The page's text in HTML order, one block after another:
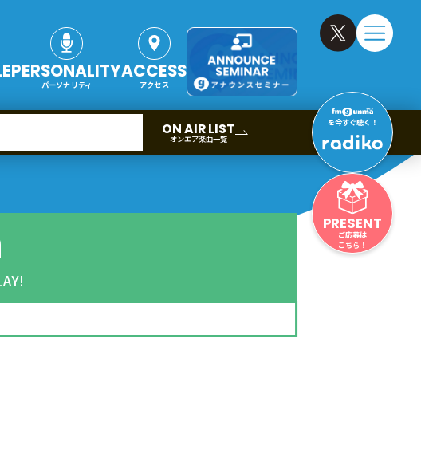
ON AIR LIST
オンエア楽曲一覧
PERSONALITY
パーソナリティ
ACCESS
アクセス
を今すぐ聴く！
PRESENT
ご応募は
こちら！